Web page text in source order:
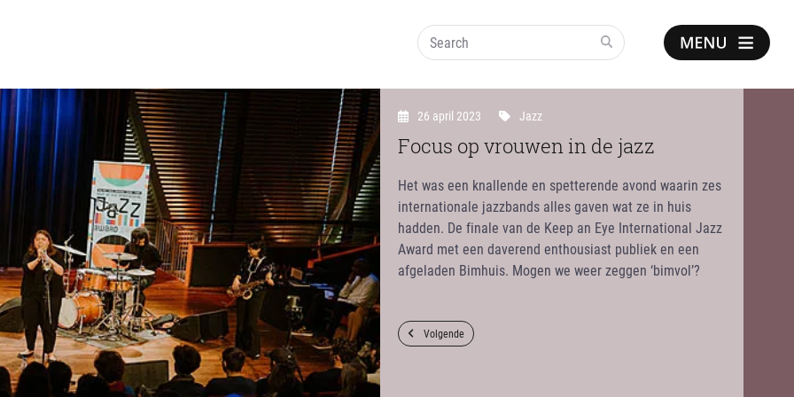
Show
notice
Search
26 april 2023 Jazz
Focus op vrouwen in de jazz
Het was een knallende en spetterende avond waarin zes
internationale jazzbands alles gaven wat ze in huis
hadden. De finale van de Keep an Eye International Jazz
Award met een daverend enthousiast publiek en een
afgeladen Bimhuis. Mogen we weer zeggen ‘bimvol’?
Volgende